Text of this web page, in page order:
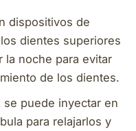
dispositivos de
dientes superiores
noche para evitar
de los dientes.
se puede inyectar en
para relajarlos y